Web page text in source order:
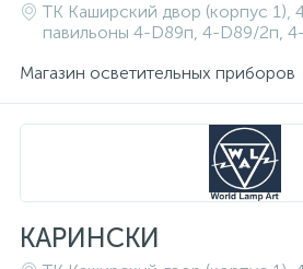
ТК Каширский двор (корпус 1),
павильоны 4-D89п, 4-D89/2п,
Магазин осветительных приборов
КАРИНСКИ